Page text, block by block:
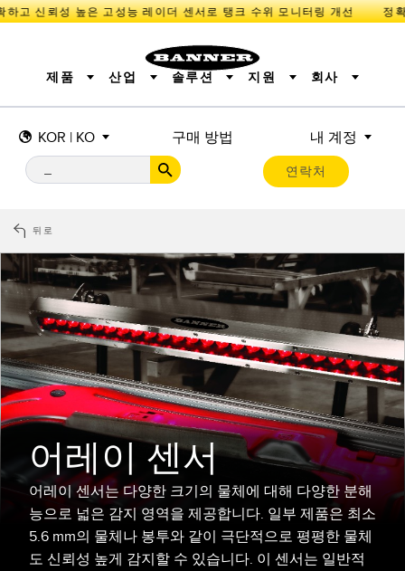
하고 신뢰성 높은 고성능 레이더 센서로 탱크 수위 모니터링 개선
KOR | KO 구매 방법 내 계정
연락처
제품
센서 측정 솔루션
조명 및 표시기
기계 안전
산업용 무선
MONITORING SOLUTIONS
신제품 SNAP SIGNAL
액세서리
SOFTWARE
기술
센서
광전 센서
레이저 거리 측정
측정 어레이
3D 비행 시간(ToF)
레이더 센서
초음파 센서
산업 솔루션
IIOT 및 스마트 팩토리
스마트 센서
장비 보호
PICK-TO-LIGHT
PREDICTIVE MAINTENANCE
RADAR APPLICATIONS
IIOT 및 스마트 팩토리
Overall Equipment Effectiveness (OEE)
기계 모니터링/전체 장비 효율성
공장 커뮤니케이션
부품, 정비 또는 팔레트 픽업 요청
선행 에지 감지
원격 모니터링
예측 및 예방적 유지보수용 상태 모니터링
지원 회사
뒤로
어레이 센서
어레이 센서는 다양한 크기의 물체에 대해 다양한 분해
능으로 넓은 감지 영역을 제공합니다. 일부 제품은 최소
5.6 mm의 물체나 봉투와 같이 극단적으로 평평한 물체
도 신뢰성 높게 감지할 수 있습니다. 이 센서는 일반적